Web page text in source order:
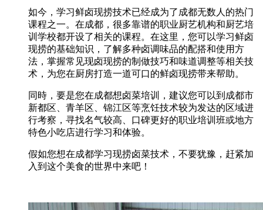
如今，学习鲜卤现捞技术已经成为了成都无数人的热门
课程之一。在成都，很多靠谱的职业厨艺机构和厨艺培
训学校都开设了相关的课程。在这里，您可以学习鲜卤
现捞的基础知识，了解多种卤调味品的配搭和使用方
法，掌握常见现卤现捞的制做技巧和味道调整等相关技
术，为您在厨房打造一道可口的鲜卤现捞带来帮助。
同時，要是您在成都想卤菜培训，建议您可以到成都市
新都区、青羊区、锦江区等烹饪技术较为发达的区域进
行考察，寻找名气较高、口碑更好的职业培训班或地方
特色小吃店进行学习和体验。
假如您想在成都学习现捞卤菜技术，不要犹豫，赶紧加
入到这个美食的世界中来吧！